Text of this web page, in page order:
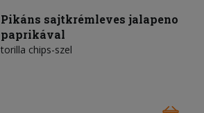
Pikáns sajtkrémleves jalapeno
paprikával
torilla chips-szel